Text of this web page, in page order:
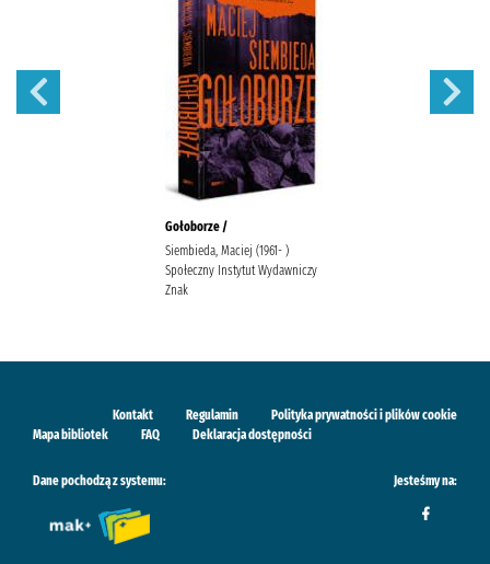
Gołoborze /
Siembieda, Maciej (1961- )
Społeczny Instytut Wydawniczy
Znak
Kontakt Regulamin
Polityka prywatności i plików cookie
Mapa bibliotek
FAQ Deklaracja dostępności
Dane pochodzą z systemu: Jesteśmy na: